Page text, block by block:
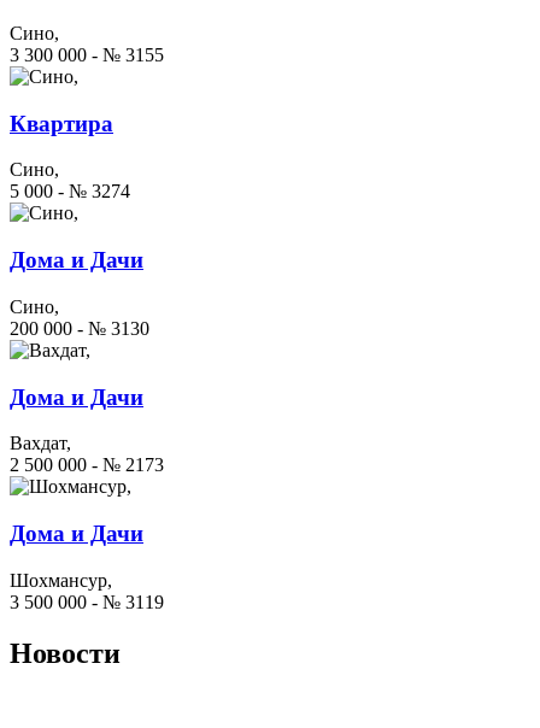
Сино,
3 300 000 - № 3155
Квартира
Сино,
5 000 - № 3274
Дома и Дачи
Сино,
200 000 - № 3130
Дома и Дачи
Вахдат,
2 500 000 - № 2173
Дома и Дачи
Шохмансур,
3 500 000 - № 3119
Новости